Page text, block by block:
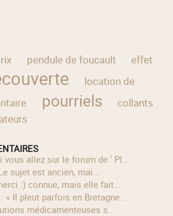
pendule de foucault
effet
location de
pourriels
collants
allez sur le forum de ' Pl...
sujet est ancien, mai...
:) connue, mais elle fait ...
: « Il pleut parfois en Bretagne ...
médicamenteuses s...